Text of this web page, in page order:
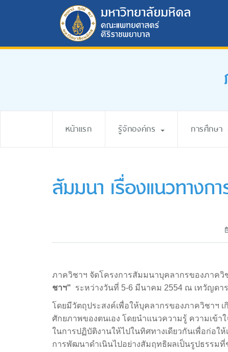
หน้าแรก รู้จักองค์กร การศึกษา
สัมมนา เรื่องแนวทาง
ภาควิชาฯ จัดโครงการสัมมนาบุคลากรของภาควิช
ชาฯ" ระหว่างวันที่ 5-6 มีนาคม 2554 ณ เทวัญด
โดยมีวัตถุประสงค์เพื่อให้บุคลากรของภาควิชาฯ
ศักยภาพของตนเอง โดยนำแนวความรู้ ความเข้
ในการปฏิบัติงานให้ไปในทิศทางเดียวกันเพื่อก่อใ
การพัฒนาดำเนินไปอย่างสัมฤทธิผลเป็นรูปธรรม